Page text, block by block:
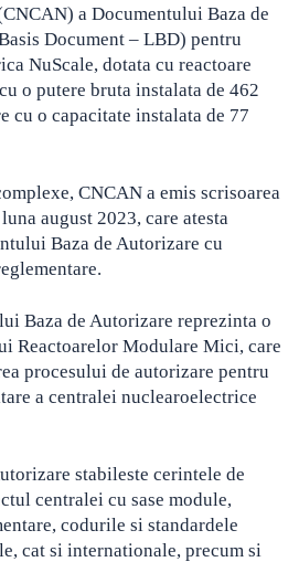
a Documentului Baza de
Document – LBD) pentru
NuScale, dotata cu reactoare
o putere bruta instalata de 462
cu o capacitate instalata de 77
CNCAN a emis scrisoarea
august 2023, care atesta
Baza de Autorizare cu
Baza de Autorizare reprezinta o
Reactoarelor Modulare Mici, care
procesului de autorizare pentru
a centralei nuclearoelectrice
stabileste cerintele de
centralei cu sase module,
codurile si standardele
cat si internationale, precum si